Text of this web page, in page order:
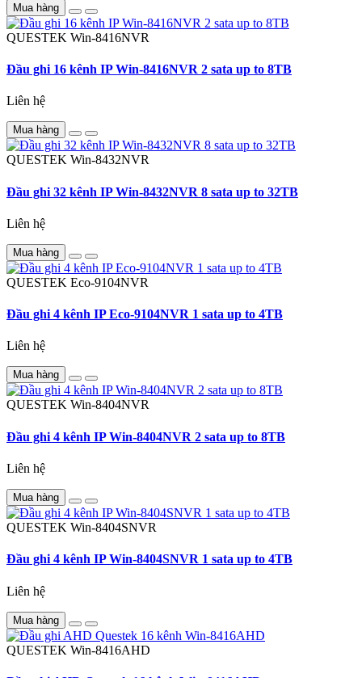
Mua hàng
QUESTEK Win-8416NVR
Đầu ghi 16 kênh IP Win-8416NVR 2 sata up to 8TB
Liên hệ
Mua hàng
QUESTEK Win-8432NVR
Đầu ghi 32 kênh IP Win-8432NVR 8 sata up to 32TB
Liên hệ
Mua hàng
QUESTEK Eco-9104NVR
Đầu ghi 4 kênh IP Eco-9104NVR 1 sata up to 4TB
Liên hệ
Mua hàng
QUESTEK Win-8404NVR
Đầu ghi 4 kênh IP Win-8404NVR 2 sata up to 8TB
Liên hệ
Mua hàng
QUESTEK Win-8404SNVR
Đầu ghi 4 kênh IP Win-8404SNVR 1 sata up to 4TB
Liên hệ
Mua hàng
QUESTEK Win-8416AHD